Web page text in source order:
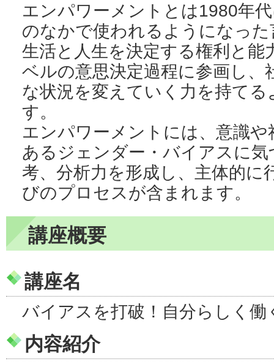
エンパワーメントとは1980年
のなかで使われるようになっ
生活と人生を決定する権利と
ベルの意思決定過程に参画し、
な状況を変えていく力を持て
す。
エンパワーメントには、意識
あるジェンダー・バイアスに
考、分析力を形成し、主体的に
びのプロセスが含まれます。
講座概要
講座名
バイアスを打破！自分らしく働
内容紹介